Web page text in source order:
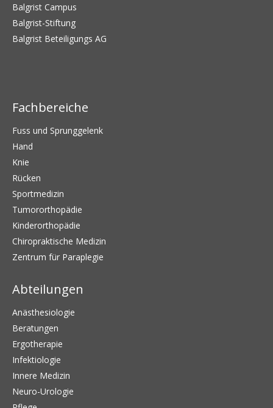
Balgrist Campus
Balgrist-Stiftung
Balgrist Beteiligungs AG
Fachbereiche
Fuss und Sprunggelenk
Hand
Knie
Rücken
Sportmedizin
Tumororthopädie
Kinderorthopädie
Chiropraktische Medizin
Zentrum für Paraplegie
Abteilungen
Anästhesiologie
Beratungen
Ergotherapie
Infektiologie
Innere Medizin
Neuro-Urologie